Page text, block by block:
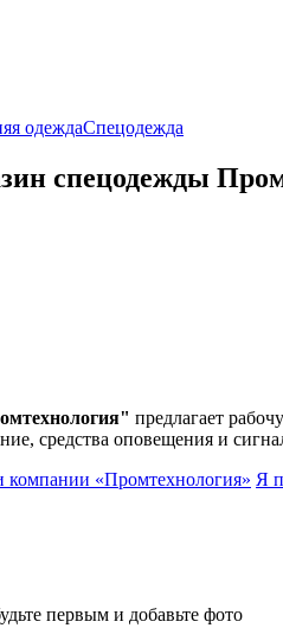
одеждаСпецодежда
спецодежды
предлагает
средства оповещения и
компании «Промтехнология» Я
первым и добавьте фото